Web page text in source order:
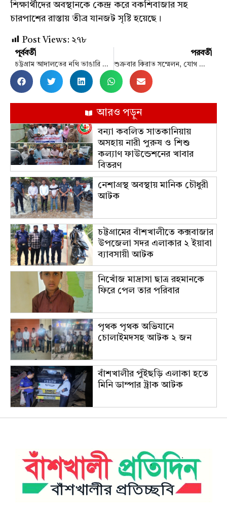
শিক্ষার্থীদের অবস্থানকে কেন্দ্র করে বকশিবাজার সহ
চারপাশের রাস্তায় তীব্র যানজট সৃষ্টি হয়েছে।
Post Views: ২৭৮
পূর্ববর্তী
চট্টগ্রাম আদালতের নথি ভাঙারি দোকান থেকে উদ্ধার
পরবর্তী
শুক্রবার কিরাত সম্মেলন, যোগ দেবেন ৫ দেশের ক্বারি
আরও পড়ুন
বন্যা কবলিত সাতকানিয়ায়
অসহায় নারী পুরুষ ও শিশু
কল্যাণ ফাউন্ডেশনের খাবার
বিতরণ
নেশাগ্রস্থ অবস্থায় মানিক চৌধুরী
আটক
চট্টগ্রামের বাঁশখালীতে কক্সবাজার
উপজেলা সদর এলাকার ২ ইয়াবা
ব্যাবসায়ী আটক
নিখোঁজ মাদ্রাসা ছাত্র রহমানকে
ফিরে পেল তার পরিবার
পৃথক পৃথক অভিযানে
চোলাইমদসহ আটক ২ জন
বাঁশখালীর পুঁইছড়ি এলাকা হতে
মিনি ডাম্পার ট্রাক আটক